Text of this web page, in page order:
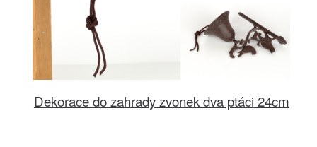
Dekorace do zahrady zvonek dva ptáci 24cm